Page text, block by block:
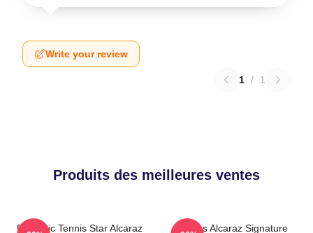
Write your review
1 / 1
Produits des meilleures ventes
Dynamic Tennis Star Alcaraz
Carlos Alcaraz Signature